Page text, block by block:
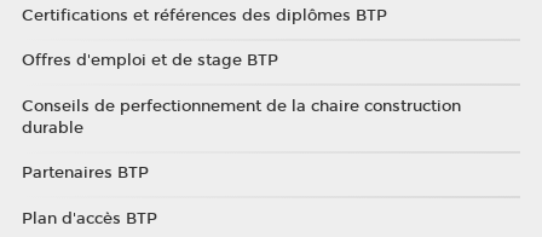
Certifications et références des diplômes BTP
Offres d'emploi et de stage BTP
Conseils de perfectionnement de la chaire construction
durable
Partenaires BTP
Plan d'accès BTP